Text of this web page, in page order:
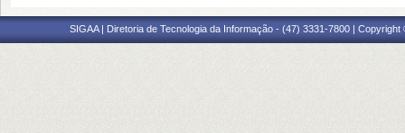
SIGAA | Diretoria de Tecnologia da Informação - (47) 3331-7800 |